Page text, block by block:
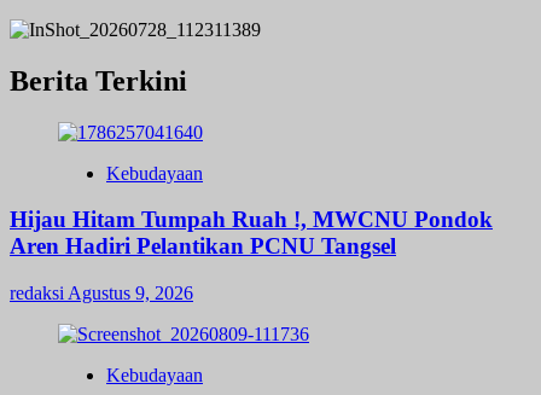
Berita Terkini
Kebudayaan
Hijau Hitam Tumpah Ruah !, MWCNU Pondok
Aren Hadiri Pelantikan PCNU Tangsel
redaksi Agustus 9, 2026
Kebudayaan